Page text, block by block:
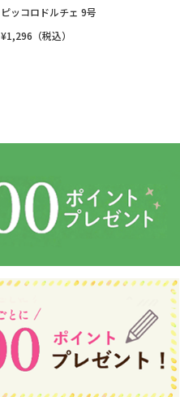
ピッコロドルチェ 9号
¥1,296（税込）